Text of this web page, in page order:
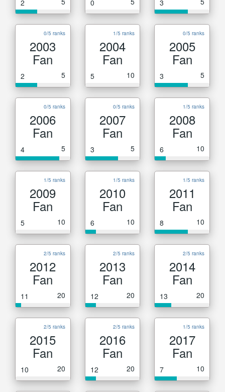
2 0 3
0/5 ranks
2003
Fan
2 5
1/5 ranks
2004
Fan
5 10
0/5 ranks
2005
Fan
3 5
0/5 ranks
2006
Fan
4 5
0/5 ranks
2007
Fan
3 5
1/5 ranks
2008
Fan
6 10
1/5 ranks
2009
Fan
5 10
1/5 ranks
2010
Fan
6 10
1/5 ranks
2011
Fan
8 10
2/5 ranks
2012
Fan
11 20
2/5 ranks
2013
Fan
12 20
2/5 ranks
2014
Fan
13 20
2/5 ranks
2015
Fan
10 20
2/5 ranks
2016
Fan
12 20
1/5 ranks
2017
Fan
7 10